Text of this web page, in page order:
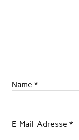
Name *
E-Mail-Adresse *